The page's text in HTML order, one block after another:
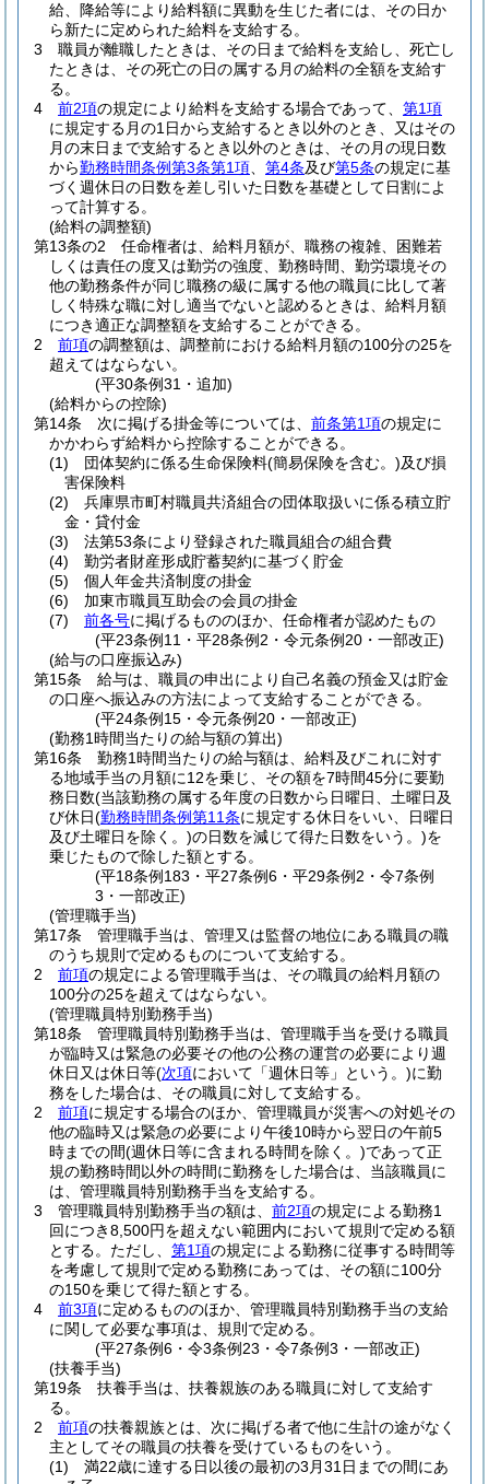
給、降給等により給料額に異動を生じた者には、その日か
ら新たに定められた給料を支給する。
3
職員が離職したときは、その日まで給料を支給し、死亡し
たときは、その死亡の日の属する月の給料の全額を支給す
る。
4
前2項の規定により給料を支給する場合であって、 第1項
に規定する月の1日から支給するとき以外のとき、又はその
月の末日まで支給するとき以外のときは、その月の現日数
から勤務時間条例第3条第1項 第4条及び第5条の規定に基
づく週休日の日数を差し引いた日数を基礎として日割によ
って計算する。
(給料の調整額)
第13条の2
任命権者は、給料月額が、職務の複雑、困難若
しくは責任の度又は勤労の強度、勤務時間、勤労環境その
他の勤務条件が同じ職務の級に属する他の職員に比して著
しく特殊な職に対し適当でないと認めるときは、給料月額
につき適正な調整額を支給することができる。
2
前項の調整額は、調整前における給料月額の100分の25を
超えてはならない。
(平30条例31・追加)
(給料からの控除)
第14条
次に掲げる掛金等については、 前条第1項の規定に
かかわらず給料から控除することができる。
(1)
団体契約に係る生命保険料(簡易保険を含む。)及び損
害保険料
(2)
兵庫県市町村職員共済組合の団体取扱いに係る積立貯
金・貸付金
(3)
法第53条により登録された職員組合の組合費
(4)
勤労者財産形成貯蓄契約に基づく貯金
(5)
個人年金共済制度の掛金
(6)
加東市職員互助会の会員の掛金
(7)
前各号に掲げるもののほか、任命権者が認めたもの
(平23条例11・平28条例2・令元条例20・一部改正)
(給与の口座振込み)
第15条
給与は、職員の申出により自己名義の預金又は貯金
の口座へ振込みの方法によって支給することができる。
(平24条例15・令元条例20・一部改正)
(勤務1時間当たりの給与額の算出)
第16条
勤務1時間当たりの給与額は、給料及びこれに対す
る地域手当の月額に12を乗じ、その額を7時間45分に要勤
務日数(当該勤務の属する年度の日数から日曜日、土曜日及
び休日(勤務時間条例第11条に規定する休日をいい、日曜日
及び土曜日を除く。)の日数を減じて得た日数をいう。)を
乗じたもので除した額とする。
(平18条例183・平27条例6・平29条例2・令7条例
3・一部改正)
(管理職手当)
第17条
管理職手当は、管理又は監督の地位にある職員の職
のうち規則で定めるものについて支給する。
2
前項の規定による管理職手当は、その職員の給料月額の
100分の25を超えてはならない。
(管理職員特別勤務手当)
第18条
管理職員特別勤務手当は、管理職手当を受ける職員
が臨時又は緊急の必要その他の公務の運営の必要により週
休日又は休日等(次項において「週休日等」という。)に勤
務をした場合は、その職員に対して支給する。
2
前項に規定する場合のほか、管理職員が災害への対処その
他の臨時又は緊急の必要により午後10時から翌日の午前5
時までの間(週休日等に含まれる時間を除く。)であって正
規の勤務時間以外の時間に勤務をした場合は、当該職員に
は、管理職員特別勤務手当を支給する。
3
管理職員特別勤務手当の額は、 前2項の規定による勤務1
回につき8,500円を超えない範囲内において規則で定める額
とする。 ただし、 第1項の規定による勤務に従事する時間等
を考慮して規則で定める勤務にあっては、その額に100分
の150を乗じて得た額とする。
4
前3項に定めるもののほか、管理職員特別勤務手当の支給
に関して必要な事項は、規則で定める。
(平27条例6・令3条例23・令7条例3・一部改正)
(扶養手当)
第19条
扶養手当は、扶養親族のある職員に対して支給す
る。
2
前項の扶養親族とは、次に掲げる者で他に生計の途がなく
主としてその職員の扶養を受けているものをいう。
(1)
満22歳に達する日以後の最初の3月31日までの間にあ